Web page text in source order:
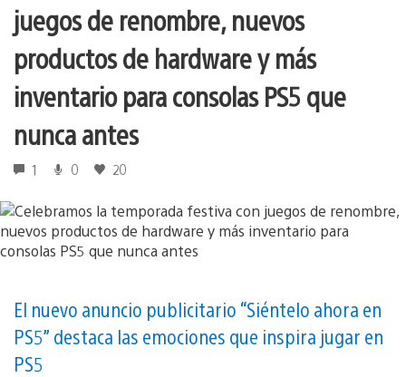
juegos de renombre, nuevos
productos de hardware y más
inventario para consolas PS5 que
nunca antes
1 0 20
El nuevo anuncio publicitario “Siéntelo ahora en
PS5” destaca las emociones que inspira jugar en
PS5